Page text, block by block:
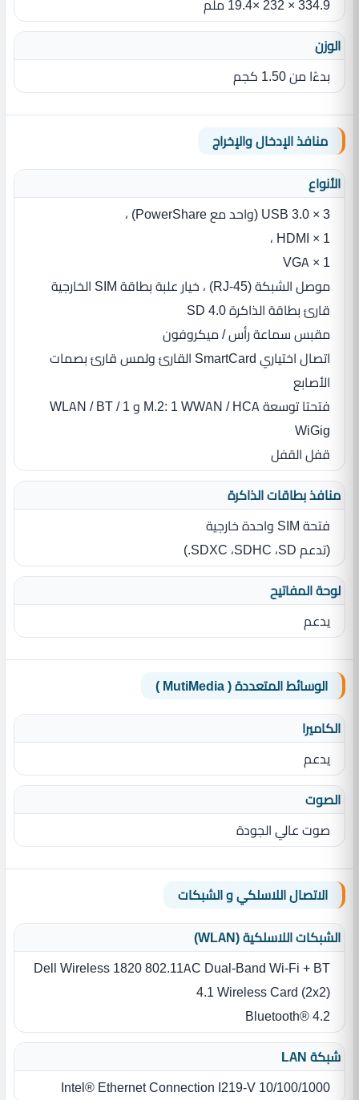
334.9 ‏×‏ 232 ‏×‏19.4‏ ملم
الوزن
بدءًا من 1.50‏ كجم
منافذ الإدخال والإخراج
الأنواع
3 × USB 3.0 (واحد مع PowerShare) ،
1 × HDMI ،
1 × VGA
موصل الشبكة (RJ-45) ، خيار علبة بطاقة SIM الخارجية
قارئ بطاقة الذاكرة SD 4.0
مقبس سماعة رأس / ميكروفون
اتصال اختياري SmartCard القارئ ولمس قارئ بصمات
الأصابع
فتحتا توسعة M.2: 1 WWAN / HCA و 1 WLAN / BT /
WiGig
قفل القفل
منافذ بطاقات الذاكرة
فتحة SIM‏ واحدة خارجية
(تدعم SD‏، SDHC‏، SDXC‏.)
لوحة المفاتيح
يدعم
الوسائط المتعددة ( MutiMedia )
الكاميرا
يدعم
الصوت
صوت عالي الجودة
الاتصال اللاسلكي و الشبكات
الشبكات اللاسلكية (WLAN)
Dell Wireless 1820 802.11AC Dual-Band Wi-Fi + BT
4.1 Wireless Card (2x2)
Bluetooth® 4.2
شبكة LAN
Intel® Ethernet Connection I219-V 10/100/1000‏